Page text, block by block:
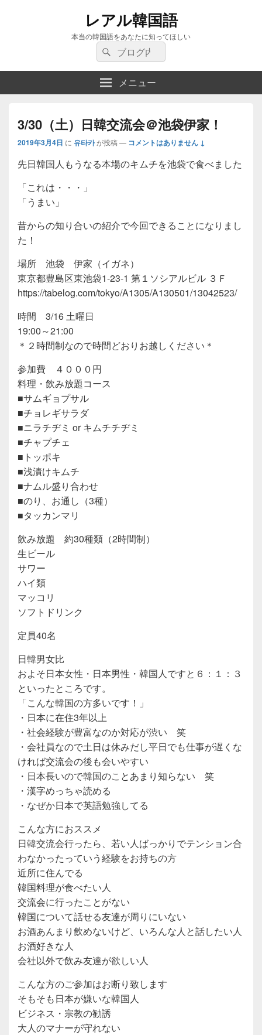
レアル韓国語
本当の韓国語をあなたに知ってほしい
検
索:
検
索
メニュー
3/30（土）日韓交流会＠池袋伊家！
2019年3月4日 に 유타카が投稿 — コメントはありません ↓
先日韓国人もうなる本場のキムチを池袋で食べました
「これは・・・」
「うまい」
昔からの知り合いの紹介で今回できることになりまし
た！
場所 池袋 伊家（イガネ）
東京都豊島区東池袋1-23-1 第１ソシアルビル ３Ｆ
https://tabelog.com/tokyo/A1305/A130501/13042523/
時間 3/16 土曜日
19:00～21:00
＊２時間制なので時間どおりお越しください＊
参加費 ４０００円
料理・飲み放題コース
■サムギョプサル
■チョレギサラダ
■ニラチヂミ or キムチチヂミ
■チャプチェ
■トッポキ
■浅漬けキムチ
■ナムル盛り合わせ
■のり、お通し（3種）
■タッカンマリ
飲み放題 約30種類（2時間制）
生ビール
サワー
ハイ類
マッコリ
ソフトドリンク
定員40名
日韓男女比
およそ日本女性・日本男性・韓国人ですと６：１：３
といったところです。
「こんな韓国の方多いです！」
・日本に在住3年以上
・社会経験が豊富なのか対応が渋い 笑
・会社員なので土日は休みだし平日でも仕事が遅くな
ければ交流会の後も会いやすい
・日本長いので韓国のことあまり知らない 笑
・漢字めっちゃ読める
・なぜか日本で英語勉強してる
こんな方におススメ
日韓交流会行ったら、若い人ばっかりでテンション合
わなかったっていう経験をお持ちの方
近所に住んでる
韓国料理が食べたい人
交流会に行ったことがない
韓国について話せる友達が周りにいない
お酒あんまり飲めないけど、いろんな人と話したい人
お酒好きな人
会社以外で飲み友達が欲しい人
こんな方のご参加はお断り致します
そもそも日本が嫌いな韓国人
ビジネス・宗教の勧誘
大人のマナーが守れない